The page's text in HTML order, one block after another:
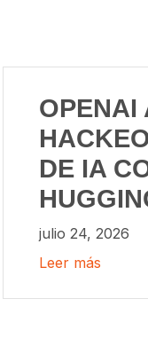
OPENAI
DE IA
julio 24, 2026
Leer más